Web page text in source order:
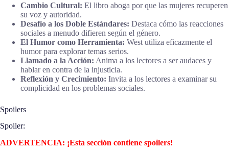
Cambio Cultural: El libro aboga por que las mujeres recuperen
su voz y autoridad.
Desafío a los Doble Estándares: Destaca cómo las reacciones
sociales a menudo difieren según el género.
El Humor como Herramienta: West utiliza eficazmente el
humor para explorar temas serios.
Llamado a la Acción: Anima a los lectores a ser audaces y
hablar en contra de la injusticia.
Reflexión y Crecimiento: Invita a los lectores a examinar su
complicidad en los problemas sociales.
Spoilers
Spoiler:
ADVERTENCIA: ¡Esta sección contiene spoilers!